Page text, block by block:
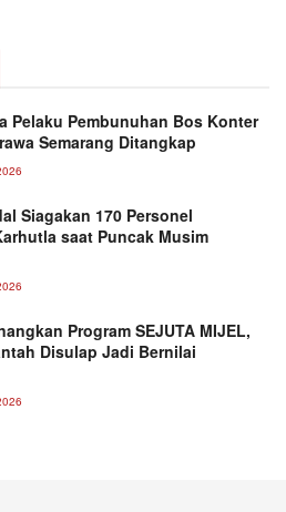
Pelaku Pembunuhan Bos Konter
Semarang Ditangkap
Siagakan 170 Personel
saat Puncak Musim
Program SEJUTA MIJEL,
Disulap Jadi Bernilai